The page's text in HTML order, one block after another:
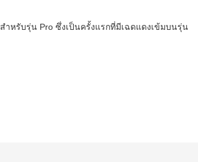
สำหรับรุ่น Pro ซึ่งเป็นครั้งแรกที่มีเฉดแดงเข้มบนรุ่น